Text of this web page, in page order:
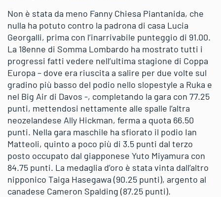
Non è stata da meno Fanny Chiesa Piantanida, che
nulla ha potuto contro la padrona di casa Lucia
Georgalli, prima con l’inarrivabile punteggio di 91.00.
La 18enne di Somma Lombardo ha mostrato tutti i
progressi fatti vedere nell’ultima stagione di Coppa
Europa – dove era riuscita a salire per due volte sul
gradino più basso del podio nello slopestyle a Ruka e
nel Big Air di Davos -, completando la gara con 77.25
punti, mettendosi nettamente alle spalle l’altra
neozelandese Ally Hickman, ferma a quota 66.50
punti. Nella gara maschile ha sfiorato il podio Ian
Matteoli, quinto a poco più di 3.5 punti dal terzo
posto occupato dal giapponese Yuto Miyamura con
84.75 punti. La medaglia d’oro è stata vinta dall’altro
nipponico Taiga Hasegawa (90.25 punti), argento al
canadese Cameron Spalding (87.25 punti).